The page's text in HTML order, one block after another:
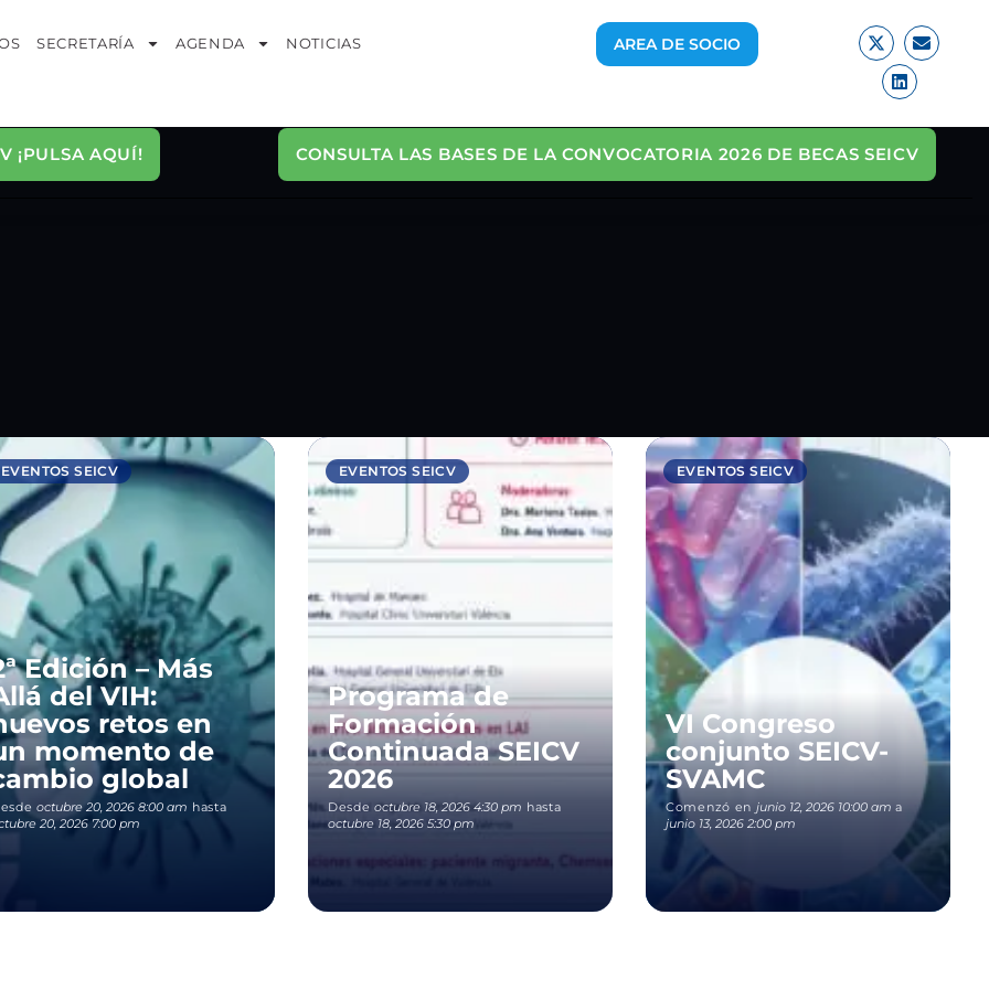
SECRETARÍA AGENDA NOTICIAS AREA DE SOCIO
¡PULSA AQUÍ! CONSULTA LAS BASES DE LA CONVOCATORIA 2026 DE BECAS SEICV
EVENTOS SEICV
Edición – Más
del VIH:
retos en
momento de
global
octubre 20, 2026 8:00 am hasta
20, 2026 7:00 pm
EVENTOS SEICV
Programa de
Formación
Continuada SEICV
2026
Desdeoctubre 18, 2026 4:30 pm hasta
octubre 18, 2026 5:30 pm
EVENTOS SEICV
VI Congreso
conjunto SEICV-
SVAMC
Comenzó en junio 12, 2026 10:00 am a
junio 13, 2026 2:00 pm